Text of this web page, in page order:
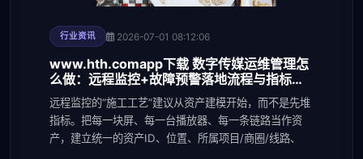
行业资讯 2026-07-01 08:12:06
www.hth.comapp下载 数字传媒运维管理怎
么做：远程监控+故障预警落地流程与指标体
系
远程监控的“施工工艺”建议从资产建模开始，而不是先堆
指标。把每一块屏、每一台播放器、每一条链路当作资
产，建立统一的资产ID、位置、所属项目/商圈/线路、